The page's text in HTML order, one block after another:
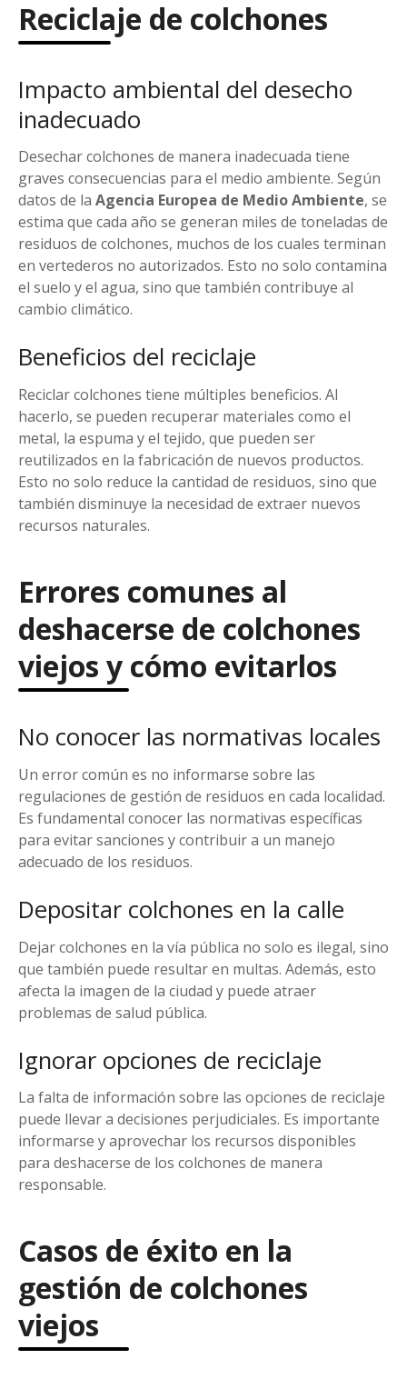
Reciclaje de colchones
Impacto ambiental del desecho
inadecuado
Desechar colchones de manera inadecuada tiene
graves consecuencias para el medio ambiente. Según
datos de la Agencia Europea de Medio Ambiente, se
estima que cada año se generan miles de toneladas de
residuos de colchones, muchos de los cuales terminan
en vertederos no autorizados. Esto no solo contamina
el suelo y el agua, sino que también contribuye al
cambio climático.
Beneficios del reciclaje
Reciclar colchones tiene múltiples beneficios. Al
hacerlo, se pueden recuperar materiales como el
metal, la espuma y el tejido, que pueden ser
reutilizados en la fabricación de nuevos productos.
Esto no solo reduce la cantidad de residuos, sino que
también disminuye la necesidad de extraer nuevos
recursos naturales.
Errores comunes al
deshacerse de colchones
viejos y cómo evitarlos
No conocer las normativas locales
Un error común es no informarse sobre las
regulaciones de gestión de residuos en cada localidad.
Es fundamental conocer las normativas específicas
para evitar sanciones y contribuir a un manejo
adecuado de los residuos.
Depositar colchones en la calle
Dejar colchones en la vía pública no solo es ilegal, sino
que también puede resultar en multas. Además, esto
afecta la imagen de la ciudad y puede atraer
problemas de salud pública.
Ignorar opciones de reciclaje
La falta de información sobre las opciones de reciclaje
puede llevar a decisiones perjudiciales. Es importante
informarse y aprovechar los recursos disponibles
para deshacerse de los colchones de manera
responsable.
Casos de éxito en la
gestión de colchones
viejos